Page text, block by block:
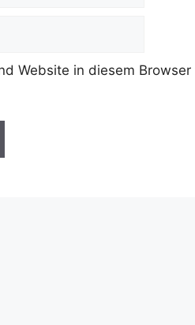
Website in diesem